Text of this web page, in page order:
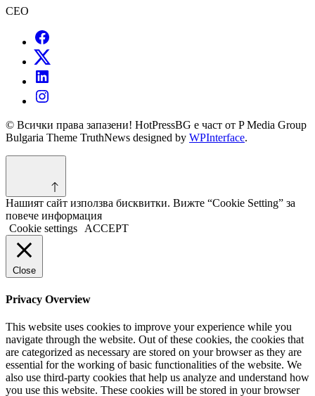
CEO
© Всички права запазени! HotPressBG е част от P Media Group
Bulgaria Theme TruthNews designed by WPInterface.
Нашият сайт използва бисквитки. Вижте “Cookie Setting” за
повече информация
Cookie settings
ACCEPT
Close
Privacy Overview
This website uses cookies to improve your experience while you
navigate through the website. Out of these cookies, the cookies that
are categorized as necessary are stored on your browser as they are
essential for the working of basic functionalities of the website. We
also use third-party cookies that help us analyze and understand how
you use this website. These cookies will be stored in your browser